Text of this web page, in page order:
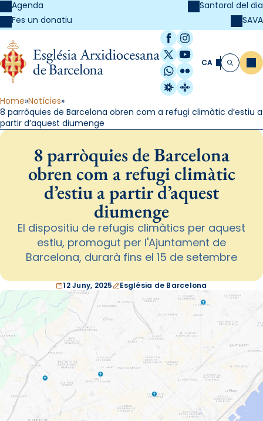
Agenda
Fes un donatiu
Santoral del dia
SAVA
Facebook
Instagram
X / Twitter
YouTube
WhatsApp
Flickr
Radio Estel
Catalunya
CA Cerca
Home Notícies
8 parròquies de Barcelona obren com a refugi climàtic d’estiu a
partir d’aquest diumenge
8 parròquies de Barcelona
obren com a refugi climàtic
d’estiu a partir d’aquest
diumenge
El dispositiu de refugis climàtics per aquest
estiu, promogut per l'Ajuntament de
Barcelona, durarà fins el 15 de setembre
12 Juny, 2025 Església de Barcelona